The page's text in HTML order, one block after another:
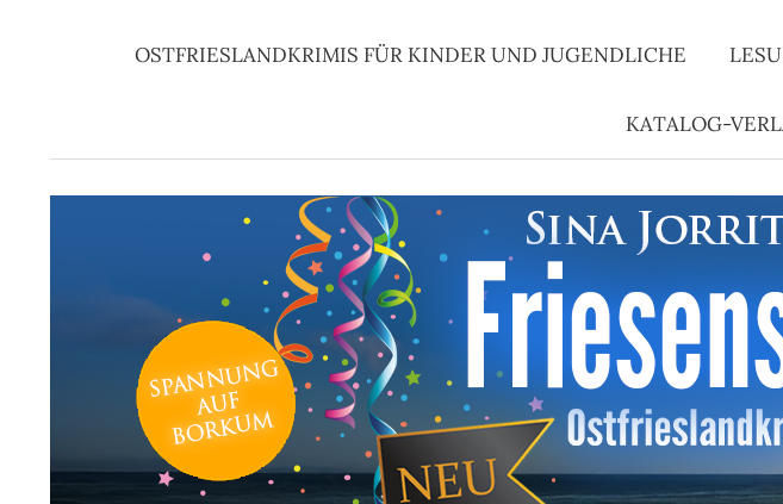
OSTFRIESLANDKRIMIS FÜR KINDER UND JUGENDLICHE
KATALOG-